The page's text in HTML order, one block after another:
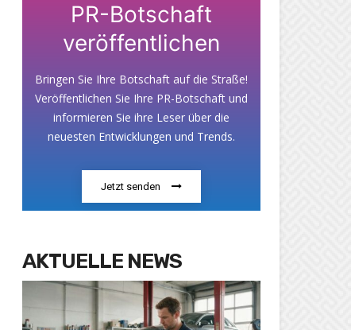
PR-Botschaft
veröffentlichen
Bringen Sie Ihre Botschaft auf die Straße!
Veröffentlichen Sie Ihre PR-Botschaft und
informieren Sie ihre Leser über die
neuesten Entwicklungen und Trends.
Jetzt senden
AKTUELLE NEWS